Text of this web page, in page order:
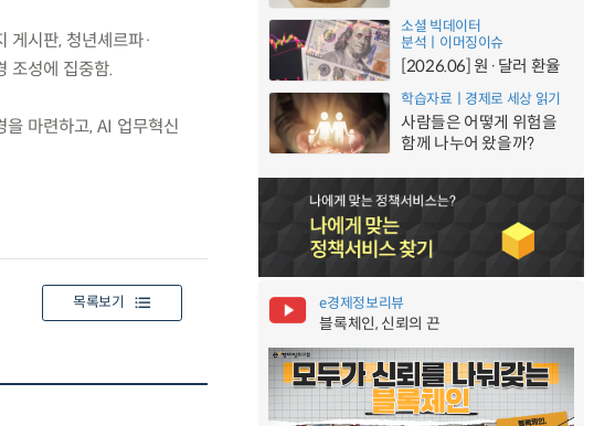
게시판, 청년셰르파·
조성에 집중함.
마련하고, AI 업무혁신
목록보기
소셜 빅데이터
분석ㅣ이머징이슈
[2026.06] 원·달러 환율
학습자료ㅣ경제로 세상 읽기
사람들은 어떻게 위험을
함께 나누어 왔을까?
e경제정보리뷰
블록체인, 신뢰의 끈